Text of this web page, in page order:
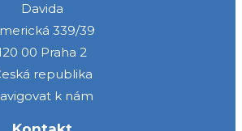
Davida
339/39
00 Praha 2
republika
k nám